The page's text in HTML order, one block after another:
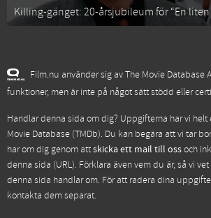
Killing-gänget: 20-årsjubileum för “En liten
Film.nu använder sig av The Movie Database
funktioner, men är inte på något sätt stödd eller
Handlar denna sida om dig? Uppgifterna har vi
Movie Database (TMDb). Du kan begära att vi tar
har om dig genom attskicka ett mail till ossoch
denna sida (URL). Förklara även vem du är, så vi
denna sida handlar om. För att radera dina
kontakta dem separat.